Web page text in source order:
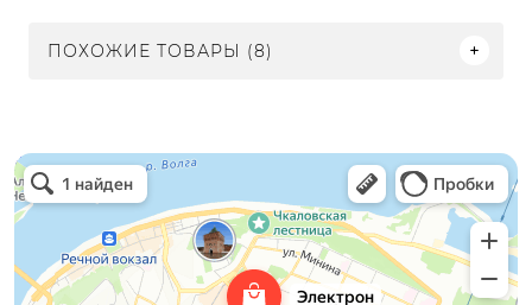
ПОХОЖИЕ ТОВАРЫ (8)
Электрон
Светильники в Нижнем Новгороде
Электротехническая продукция в Нижнем Новгороде